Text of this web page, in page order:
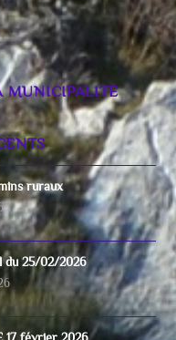
MUNICIPALITÉ
ruraux
du 25/02/2026